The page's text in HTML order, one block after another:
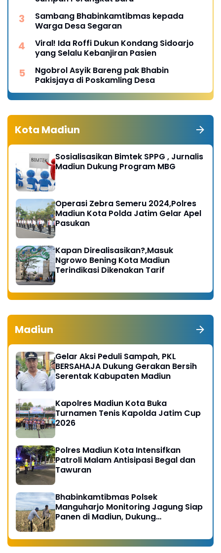
Sambang Bhabinkamtibmas kepada
Warga Desa Segaran
Viral! Ida Roffi Dukun Kondang Sidoarjo
yang Selalu Kebanjiran Pasien
Ngobrol Asyik Bareng pak Bhabin
Pakisjaya di Poskamling Desa
Kota Madiun
Sosialisasikan Bimtek SPPG , Jurnalis
Madiun Dukung Program MBG
Operasi Zebra Semeru 2024,Polres
Madiun Kota Polda Jatim Gelar Apel
Pasukan
Kapan Direalisasikan?,Masuk
Ngrowo Bening Kota Madiun
Terindikasi Dikenakan Tarif
Madiun
Gelar Aksi Peduli Sampah, PKL
BERSAHAJA Dukung Gerakan Bersih
Serentak Kabupaten Madiun
Kapolres Madiun Kota Buka
Turnamen Tenis Kapolda Jatim Cup
2026
Polres Madiun Kota Intensifkan
Patroli Malam Antisipasi Begal dan
Tawuran
Bhabinkamtibmas Polsek
Manguharjo Monitoring Jagung Siap
Panen di Madiun, Dukung